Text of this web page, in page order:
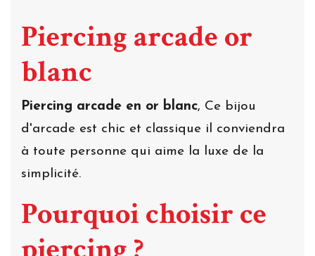
Piercing arcade or
blanc
Piercing arcade en or blanc, Ce bijou
d'arcade est chic et classique il conviendra
à toute personne qui aime la luxe de la
simplicité.
Pourquoi choisir ce